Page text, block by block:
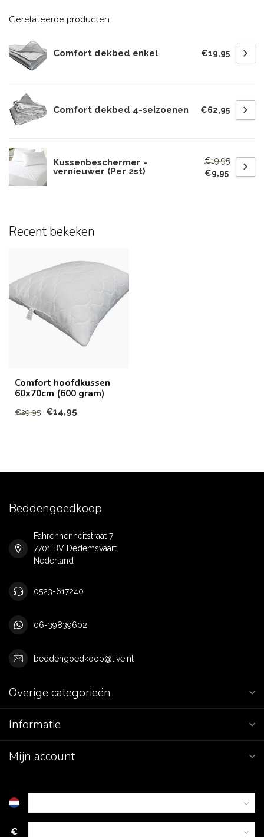
Gerelateerde producten
Comfort dekbed enkel €19,95
Comfort dekbed 4-seizoenen €62,95
Kussenbeschermer -
vernieuwer (Per 2st)
€19,95
€9,95
Recent bekeken
Comfort hoofdkussen
60x70cm (600 gram)
€29,95 €14,95
Beddengoedkoop
Fahrenhenheitstraat 7
7701 BV Dedemsvaart
Nederland
0523-617240
06-39839602
beddengoedkoop@live.nl
Overige categorieën
Informatie
Mijn account
€